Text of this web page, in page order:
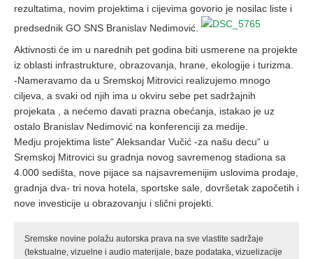
rezultatima, novim projektima i cijevima govorio je nosilac liste i
predsednik GO SNS Branislav Nedimović.
Aktivnosti će im u narednih pet godina biti usmerene na projekte
iz oblasti infrastrukture, obrazovanja, hrane, ekologije i turizma.
-Nameravamo da u Sremskoj Mitrovici realizujemo mnogo
ciljeva, a svaki od njih ima u okviru sebe pet sadržajnih
projekata , a nećemo davati prazna obećanja, istakao je uz
ostalo Branislav Nedimović na konferenciji za medije.
Medju projektima liste“ Aleksandar Vučić -za našu decu“ u
Sremskoj Mitrovici su gradnja novog savremenog stadiona sa
4.000 sedišta, nove pijace sa najsavremenijim uslovima prodaje,
gradnja dva- tri nova hotela, sportske sale, dovršetak započetih i
nove investicije u obrazovanju i slični projekti.
Sremske novine polažu autorska prava na sve vlastite sadržaje
(tekstualne, vizuelne i audio materijale, baze podataka, vizuelizacije